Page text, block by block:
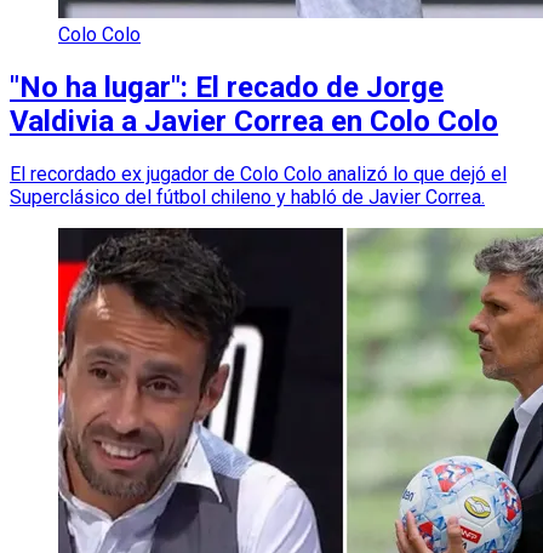
Colo Colo
"No ha lugar": El recado de Jorge
Valdivia a Javier Correa en Colo Colo
El recordado ex jugador de Colo Colo analizó lo que dejó el
Superclásico del fútbol chileno y habló de Javier Correa.